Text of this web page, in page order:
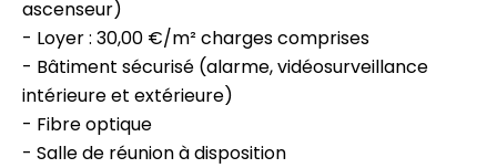
ascenseur)
- Loyer : 30,00 €/m² charges comprises
- Bâtiment sécurisé (alarme, vidéosurveillance
intérieure et extérieure)
- Fibre optique
- Salle de réunion à disposition